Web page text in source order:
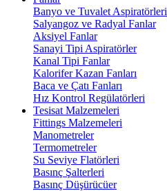
Banyo ve Tuvalet Aspiratörleri
Salyangoz ve Radyal Fanlar
Aksiyel Fanlar
Sanayi Tipi Aspiratörler
Kanal Tipi Fanlar
Kalorifer Kazan Fanları
Baca ve Çatı Fanları
Hız Kontrol Regülatörleri
Tesisat Malzemeleri
Fittings Malzemeleri
Manometreler
Termometreler
Su Seviye Flatörleri
Basınç Şalterleri
Basınç Düşürücüer